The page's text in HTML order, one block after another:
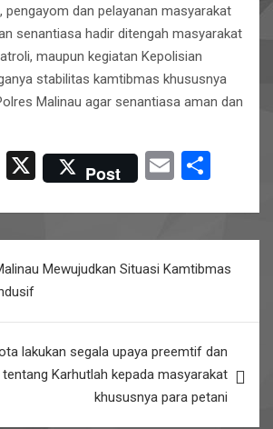
pengayom dan pelayanan masyarakat
senantiasa hadir ditengah masyarakat
maupun kegiatan Kepolisian
stabilitas kamtibmas khususnya
Malinau agar senantiasa aman dan
W
at
A
p
X Post
E
ail ar
Mewujudkan Situasi Kamtibmas
lakukan segala upaya preemtif dan
Karhutlah kepada masyarakat
khususnya para petani